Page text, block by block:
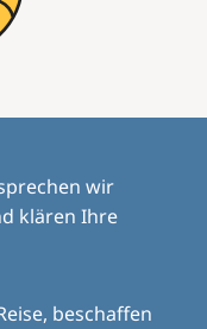
wir
klären Ihre
beschaffen